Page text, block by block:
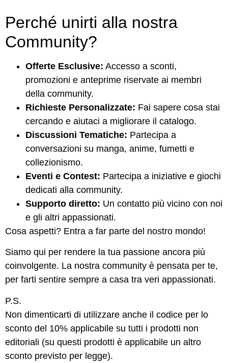
Perché unirti alla nostra
Community?
Offerte Esclusive: Accesso a sconti,
promozioni e anteprime riservate ai membri
della community.
Richieste Personalizzate: Fai sapere cosa stai
cercando e aiutaci a migliorare il catalogo.
Discussioni Tematiche: Partecipa a
conversazioni su manga, anime, fumetti e
collezionismo.
Eventi e Contest: Partecipa a iniziative e giochi
dedicati alla community.
Supporto diretto: Un contatto più vicino con noi
e gli altri appassionati.
Cosa aspetti? Entra a far parte del nostro mondo!
Siamo qui per rendere la tua passione ancora più
coinvolgente. La nostra community è pensata per te,
per farti sentire sempre a casa tra veri appassionati.
P.S.
Non dimenticarti di utilizzare anche il codice per lo
sconto del 10% applicabile su tutti i prodotti non
editoriali (su questi prodotti è applicabile un altro
sconto previsto per legge).